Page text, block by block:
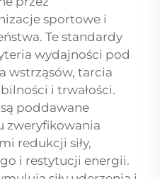
sportowe i
Te standardy
wydajności pod
wstrząsów, tarcia
i trwałości.
poddawane
zweryfikowania
redukcji siły,
i restytucji energii.